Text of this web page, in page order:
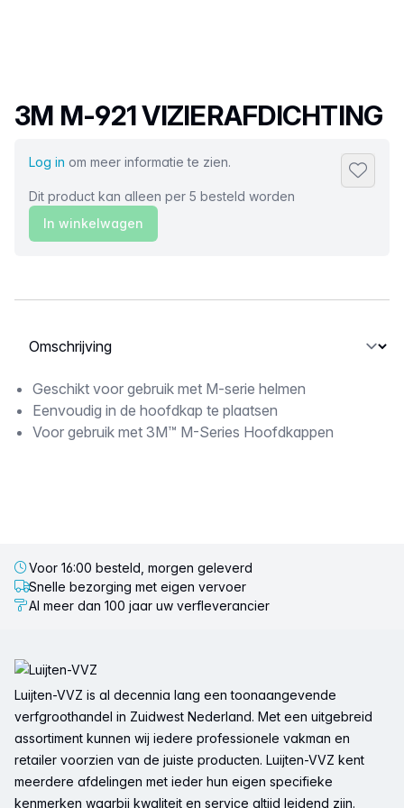
Productnaam
3M M-921 VIZIERAFDICHTING
Log in om meer informatie te zien.
Dit product kan alleen per 5 besteld worden
In winkelwagen
Selecteer een tabblad
Omschrijving
Geschikt voor gebruik met M-serie helmen
Eenvoudig in de hoofdkap te plaatsen
Voor gebruik met 3M™ M-Series Hoofdkappen
Voor 16:00 besteld, morgen geleverd
Snelle bezorging met eigen vervoer
Al meer dan 100 jaar uw verfleverancier
Luijten-VVZ is al decennia lang een toonaangevende
verfgroothandel in Zuidwest Nederland. Met een uitgebreid
assortiment kunnen wij iedere professionele vakman en
retailer voorzien van de juiste producten. Luijten-VVZ kent
meerdere afdelingen met ieder hun eigen specifieke
kenmerken waarbij kwaliteit en service altijd leidend zijn.